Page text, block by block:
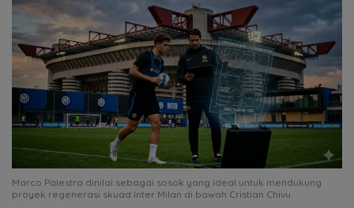
Marco Palestra dinilai sebagai sosok yang ideal untuk mendukung
proyek regenerasi skuad Inter Milan di bawah Cristian Chivu.